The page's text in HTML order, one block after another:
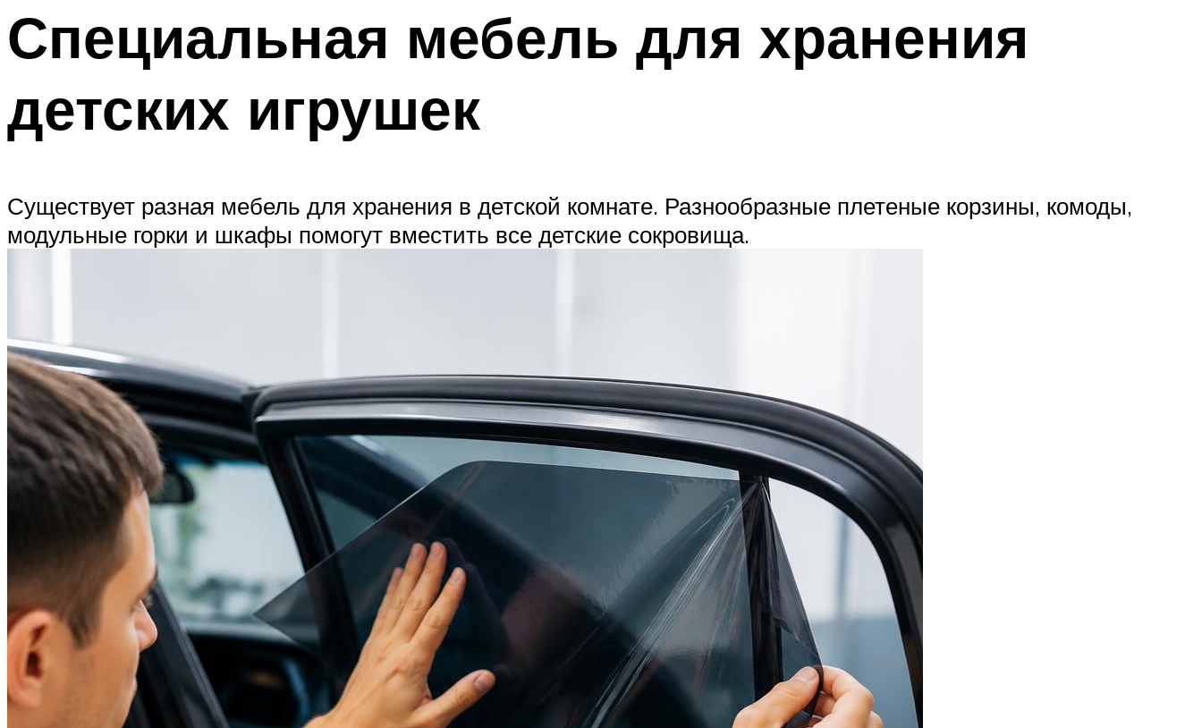
Специальная мебель для хранения
детских игрушек
Существует разная мебель для хранения в детской комнате. Разнообразные плетеные корзины, комоды,
модульные горки и шкафы помогут вместить все детские сокровища.